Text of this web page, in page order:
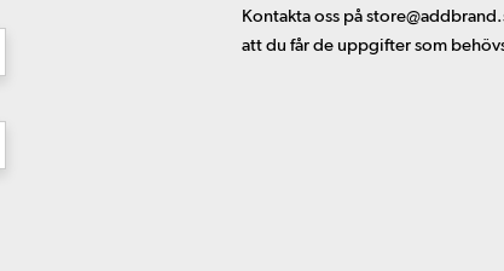
Kontakta oss på
att du får de uppgifter som